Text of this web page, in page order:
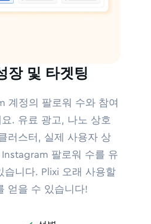
장 및 타겟팅
계정의 팔로워 수와 참여
. 유료 광고, 나노 상호
러스터, 실제 사용자 상
팔로워 수를 유
습니다. Plixi 오래 사용할
얻을 수 있습니다!